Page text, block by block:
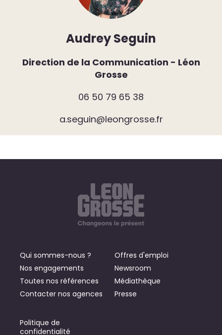
Audrey Seguin
Direction de la Communication - Léon
Grosse
06 50 79 65 38
a.seguin@leongrosse.fr
Qui sommes-nous ?
Nos engagements
Toutes nos références
Contacter nos agences
Offres d'emploi
Newsroom
Médiathèque
Presse
Politique de
confidentialité